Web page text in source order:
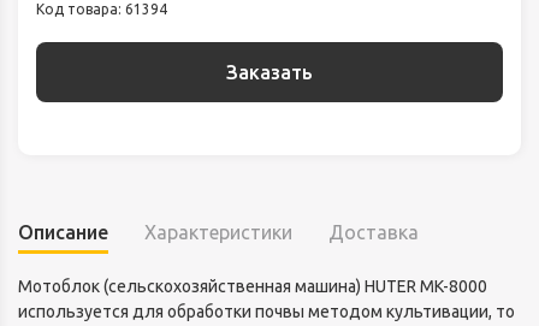
Код товара: 61394
Заказать
Описание Характеристики Доставка
Мотоблок (сельскохозяйственная машина) HUTER MK-8000
используется для обработки почвы методом культивации, то